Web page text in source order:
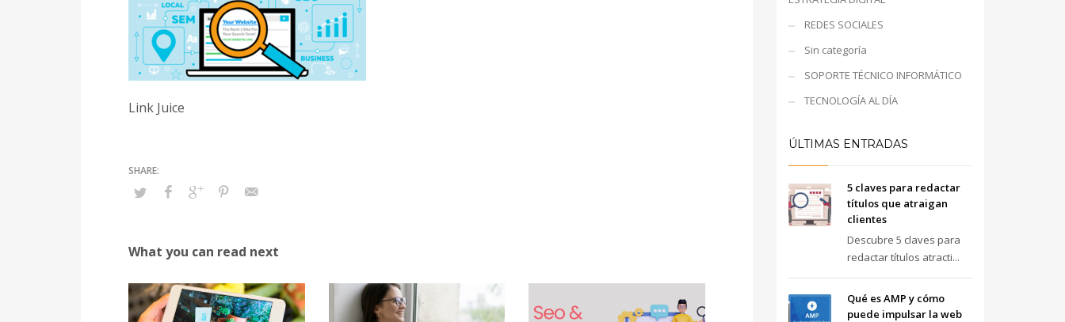
Link Juice
What you can read next
REDES SOCIALES
Sin categoría
SOPORTE TÉCNICO INFORMÁTICO
TECNOLOGÍA AL DÍA
ÚLTIMAS ENTRADAS
5 claves para redactar
títulos que atraigan
clientes
Descubre 5 claves para
redactar títulos atracti...
Qué es AMP y cómo
puede impulsar la web